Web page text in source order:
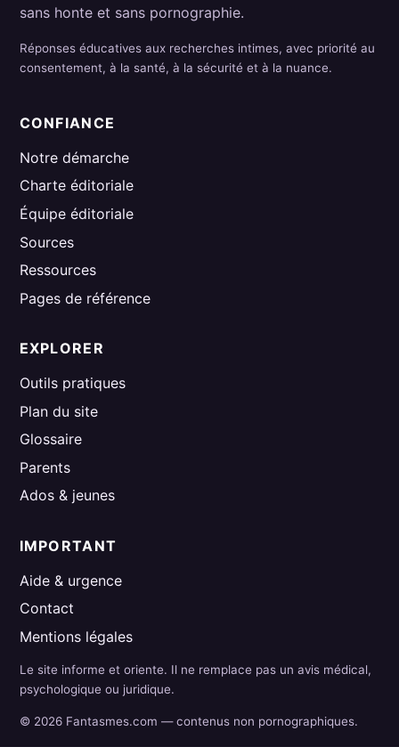
sans honte et sans pornographie.
Réponses éducatives aux recherches intimes, avec priorité au
consentement, à la santé, à la sécurité et à la nuance.
CONFIANCE
Notre démarche
Charte éditoriale
Équipe éditoriale
Sources
Ressources
Pages de référence
EXPLORER
Outils pratiques
Plan du site
Glossaire
Parents
Ados & jeunes
IMPORTANT
Aide & urgence
Contact
Mentions légales
Le site informe et oriente. Il ne remplace pas un avis médical,
psychologique ou juridique.
© 2026 Fantasmes.com — contenus non pornographiques.